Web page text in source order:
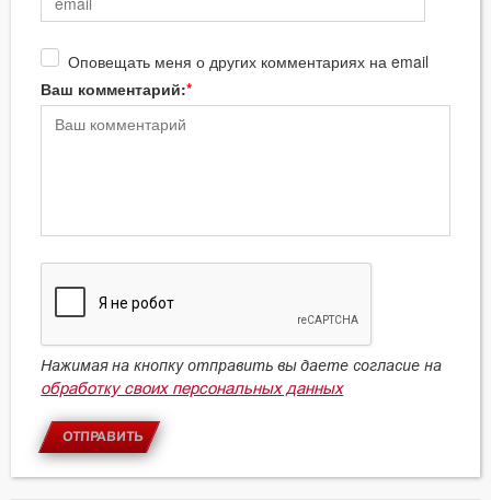
Оповещать меня о других комментариях на email
Ваш комментарий:
Нажимая на кнопку отправить вы даете согласие на
обработку своих персональных данных
ОТПРАВИТЬ